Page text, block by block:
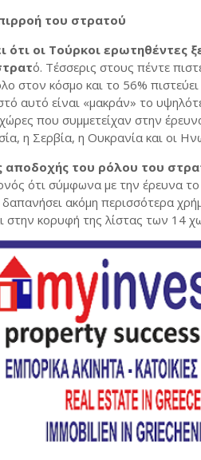
του στρατού
ότι οι Τούρκοι ερωτηθέντες
ό. Τέσσερις στους πέντε
στον κόσμο και το 56%
αυτό είναι «μακράν» το
χώρες που συμμετείχαν στην
η Σερβία, η Ουκρανία και οι
αποδοχής του ρόλου του
ότι σύμφωνα με την έρευνα
ακόμη περισσότερα
στην κορυφή της λίστας των 14